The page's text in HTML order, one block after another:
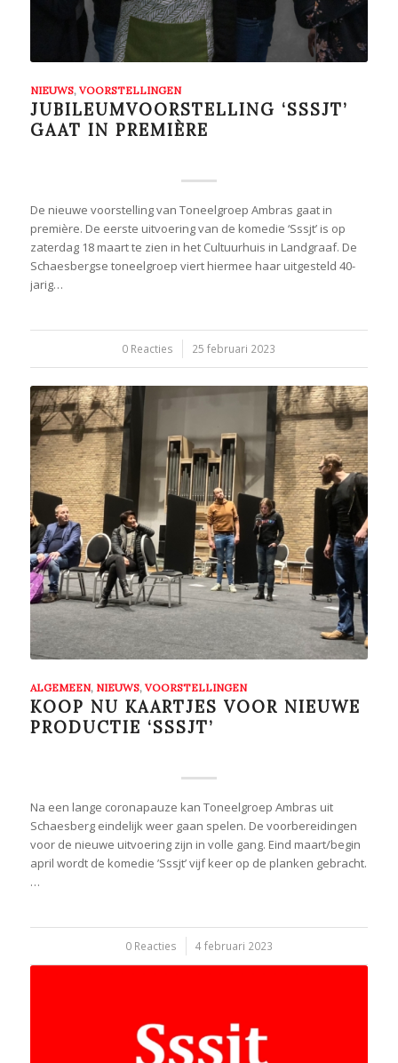
NIEUWS, VOORSTELLINGEN
JUBILEUMVOORSTELLING ‘SSSJT’
GAAT IN PREMIÈRE
De nieuwe voorstelling van Toneelgroep Ambras gaat in
première. De eerste uitvoering van de komedie ‘Sssjt’ is op
zaterdag 18 maart te zien in het Cultuurhuis in Landgraaf. De
Schaesbergse toneelgroep viert hiermee haar uitgesteld 40-
jarig…
0 Reacties
/ 25 februari 2023
ALGEMEEN, NIEUWS, VOORSTELLINGEN
KOOP NU KAARTJES VOOR NIEUWE
PRODUCTIE ‘SSSJT’
Na een lange coronapauze kan Toneelgroep Ambras uit
Schaesberg eindelijk weer gaan spelen. De voorbereidingen
voor de nieuwe uitvoering zijn in volle gang. Eind maart/begin
april wordt de komedie ’Sssjt’ vijf keer op de planken gebracht.
…
0 Reacties
/ 4 februari 2023